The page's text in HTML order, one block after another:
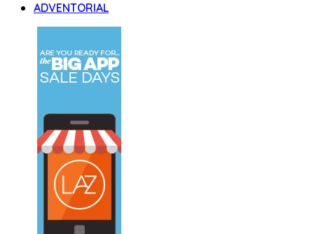
ADVENTORIAL